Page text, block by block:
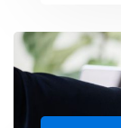
de
México